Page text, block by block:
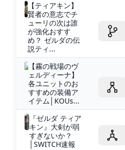
【ティアキン】
賢者の意志でチ
ューリの次は誰
が強化おすす
め？ ゼルダの伝
説ティ...
【霧の戦場のヴ
ェルディーナ】
各ユニットのお
すすめの装備ア
イテム│KOUs...
『ゼルダ ティア
キン』大剣が弱
すぎないか？
│SWITCH速報